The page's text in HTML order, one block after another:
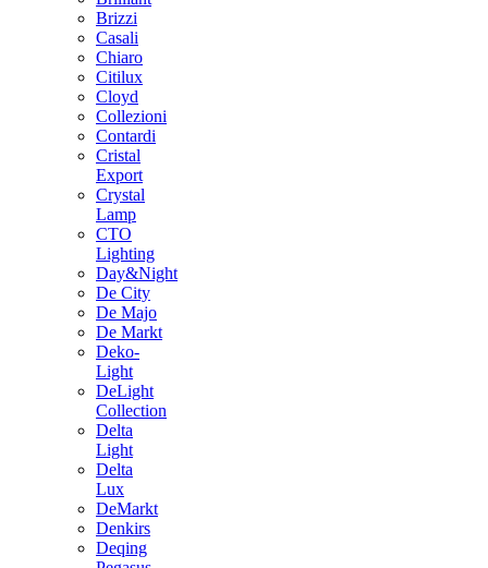
Brizzi
Casali
Chiaro
Citilux
Cloyd
Collezioni
Contardi
Cristal
Export
Crystal
Lamp
CTO
Lighting
Day&Night
De City
De Majo
De Markt
Deko-
Light
DeLight
Collection
Delta
Light
Delta
Lux
DeMarkt
Denkirs
Deqing